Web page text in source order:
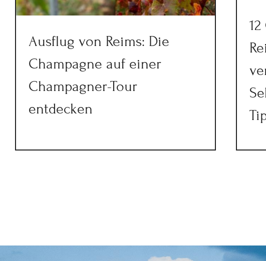
Ausflug von Reims: Die
Champagne auf einer
Champagner-Tour
entdecken